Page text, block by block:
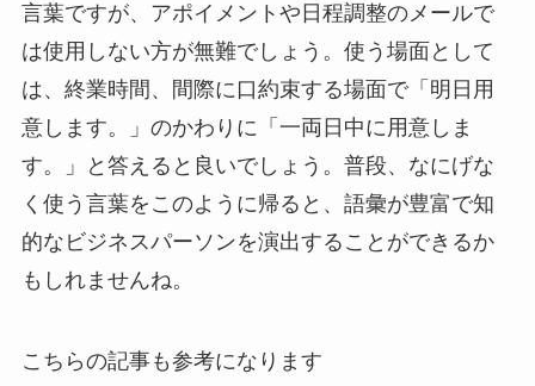
言葉ですが、アポイメントや日程調整のメールで
は使用しない方が無難でしょう。使う場面として
は、終業時間、間際に口約束する場面で「明日用
意します。」のかわりに「一両日中に用意しま
す。」と答えると良いでしょう。普段、なにげな
く使う言葉をこのように帰ると、語彙が豊富で知
的なビジネスパーソンを演出することができるか
もしれませんね。
こちらの記事も参考になります